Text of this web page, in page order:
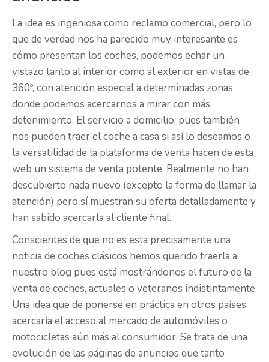
La idea es ingeniosa como reclamo comercial, pero lo
que de verdad nos ha parecido muy interesante es
cómo presentan los coches, podemos echar un
vistazo tanto al interior como al exterior en vistas de
360º, con atención especial a determinadas zonas
donde podemos acercarnos a mirar con más
detenimiento. El servicio a domicilio, pues también
nos pueden traer el coche a casa si así lo deseamos o
la versatilidad de la plataforma de venta hacen de esta
web un sistema de venta potente. Realmente no han
descubierto nada nuevo (excepto la forma de llamar la
atención) pero sí muestran su oferta detalladamente y
han sabido acercarla al cliente final.
Conscientes de que no es esta precisamente una
noticia de coches clásicos hemos querido traerla a
nuestro blog pues está mostrándonos el futuro de la
venta de coches, actuales o veteranos indistintamente.
Una idea que de ponerse en práctica en otros países
acercaría el acceso al mercado de automóviles o
motocicletas aún más al consumidor. Se trata de una
evolución de las páginas de anuncios que tanto